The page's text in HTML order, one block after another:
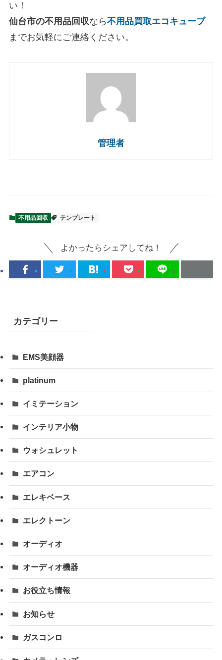
い！
仙台市の不用品回収なら不用品買取エコキューブ
までお気軽にご連絡ください。
管理者
不用品回収 テンプレート
よかったらシェアしてね！
カテゴリー
EMS美顔器
platinum
イミテーション
インテリア小物
ウォシュレット
エアコン
エレキベース
エレクトーン
オーディオ
オーディオ機器
お役立ち情報
お知らせ
ガスコンロ